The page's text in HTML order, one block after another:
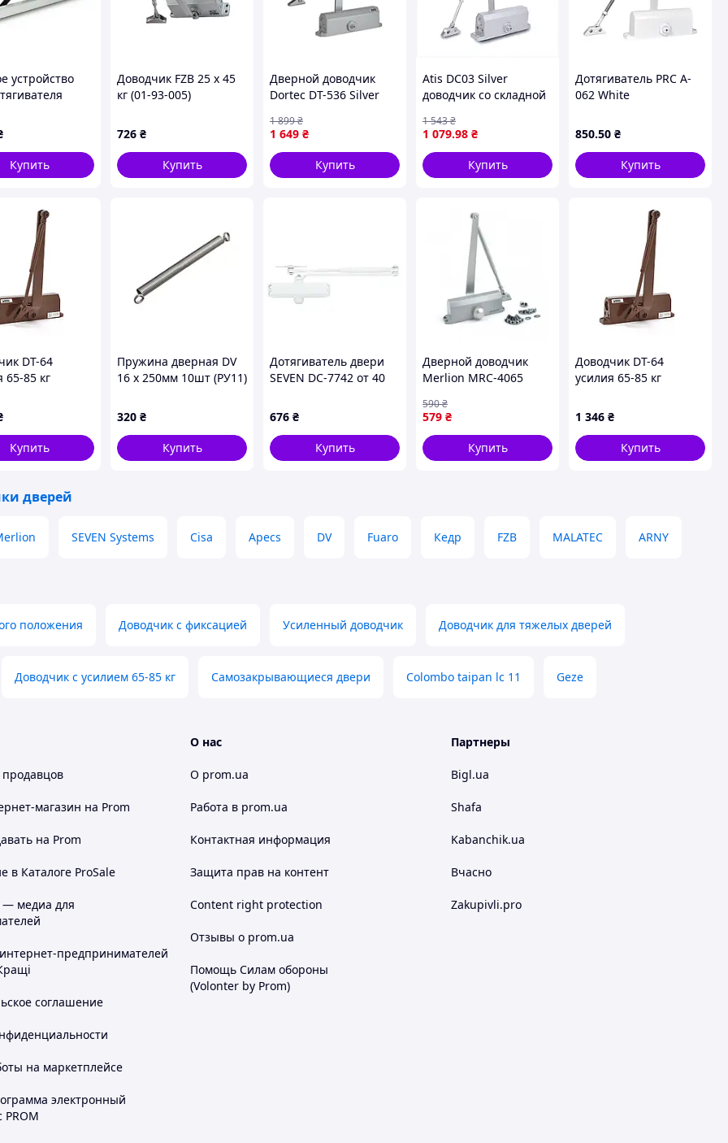
до1100 мм
70°-150°
— забудьте о кирпичах!
удобными и функциональными!
от GEZE!
устройство
Yli Electronic
Купить
Доводчик FZB 25 x 45
кг (01-93-005)
726 ₴
Купить
Дверной доводчик
Dortec DT-536 Silver
размер 248x45x72)
1 649 ₴
1 899₴
Купить
Atis DC03 Silver
доводчик со складной
1 079.98 ₴
1 543₴
Купить
Дотягиватель PRC A-
062 White
850.50 ₴
Купить
DT-64
65-85 кг
Купить
Пружина дверная DV
16 x 250мм 10шт (РУ11)
320 ₴
Купить
Дотягиватель двери
SEVEN DC-7742 от 40
676 ₴
Купить
Дверной доводчик
Merlion MRC-4065
579 ₴
590₴
Купить
Доводчик DT-64
усилия 65-85 кг
коричневые
1 346 ₴
Купить
дверей
SEVEN Systems Cisa Apecs DV Fuaro Кедр FZB MALATEC ARNY
положения Доводчик с фиксацией Усиленный доводчик Доводчик для тяжелых дверей
Доводчик с усилием 65-85 кг Самозакрывающиеся двери Colombo taipan lc 11 Geze
магазин на Prom
на Prom
в Каталоге ProSale
— медиа для
предпринимателей
соглашение
на маркетплейсе
электронный
PROM
О нас
О prom.ua
Работа в prom.ua
Контактная информация
Защита прав на контент
Content right protection
Отзывы о prom.ua
Помощь Силам обороны
(Volonter by Prom)
Партнеры
Bigl.ua
Shafa
Kabanchik.ua
Вчасно
Zakupivli.pro